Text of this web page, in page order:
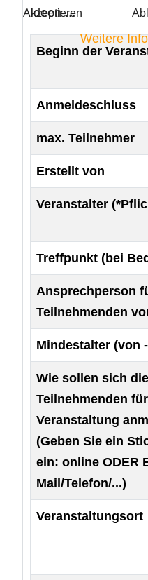
Ideen ...
Beginn der
Anmeldeschluss
max. Teilnehmer
Erstellt von
Veranstalter
Treffpunkt (bei
Ansprechperson
Teilnehmenden
Mindestalter (von
Wie sollen sich die
Teilnehmenden
Veranstaltung
(Geben Sie ein
ein: online ODER
Mail/Telefon/...)
Veranstaltungsort
Akzeptieren
Weitere